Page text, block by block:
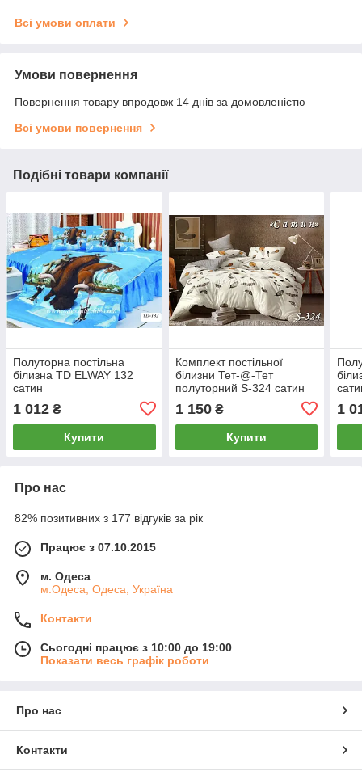
Всі умови оплати
Умови повернення
Повернення товару впродовж 14 днів за домовленістю
Всі умови повернення
Подібні товари компанії
Полуторна постільна
білизна TD ELWAY 132
сатин
1 012 ₴
Купити
Комплект постільної
білизни Тет-@-Тет
полуторний S-324 сатин
1 150₴
Купити
1
Про нас
82% позитивних з 177 відгуків за рік
Працює з 07.10.2015
м. Одеса
м.Одеса, Одеса, Україна
Контакти
Сьогодні працює з 10:00 до 19:00
Показати весь графік роботи
Про нас
Контакти